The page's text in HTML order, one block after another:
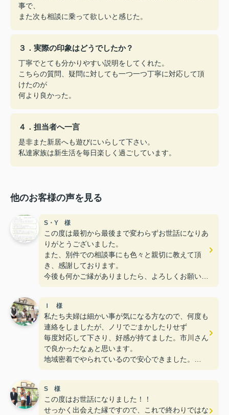
事で、
また次も相談に乗って欲しいと感じた。
３．実際の印象はどうでしたか？
丁寧でとても分かりやすい説明をしてくれた。
こちらの質問、疑問に対しても一つ一つ丁寧に対応して頂
けたのが
何より良かった。
４．担当者へ一言
是非また新居へも遊びにいらして下さい。
私達家族は新生活を毎日楽しく過ごしています。
他のお客様の声を見る
S・Y 様
この度は最初から最後まで変わらずお世話になりあ
りがとうございました。
また、別件での相談事にも色々と親切に教えて頂
き、感謝しております。
今後も何かご縁がありましたら、よろしくお願い致
します。
Ｉ 様
私たち夫婦は細かい事が気になる方なので、何度も
連絡をしましたが、ノリでごまかしたりせず
毎度対応して下さり、好感が持てました。市川さん
で良かったなぁと思います。
地域密着でやられているので安心できました。
今後も困ったことがあったら、相談させてもらいま
す(笑)
S 様
この度はお世話になりました！！
せっかく出会えた縁ですので、これで終わりではな